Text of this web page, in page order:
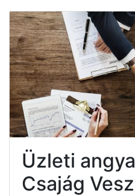
Üzleti
Csajág